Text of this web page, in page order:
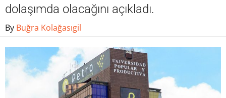
dolaşımda olacağını açıkladı.
By Buğra Kolağasıgil